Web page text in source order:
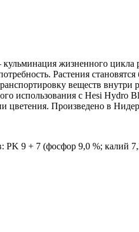
жизненного цикла
Растения
веществ
использования с Hesi Hydro
цветения. Произведено в
PK 9 + 7 (фосфор 9,0 %; калий